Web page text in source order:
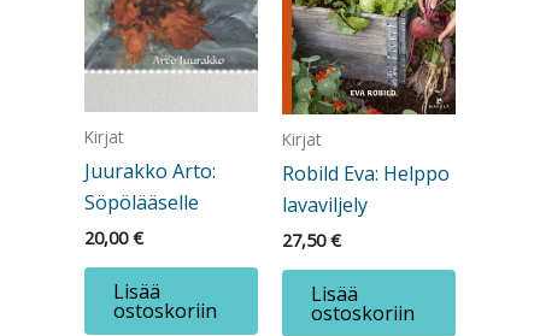
Kirjat
Juurakko Arto:
Söpölääselle
20,00€
Lisää
ostoskoriin
Kirjat
Robild Eva: Helppo
lavaviljely
27,50€
Lisää
ostoskoriin